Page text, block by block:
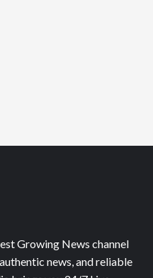
Growing News channel
news, and reliable